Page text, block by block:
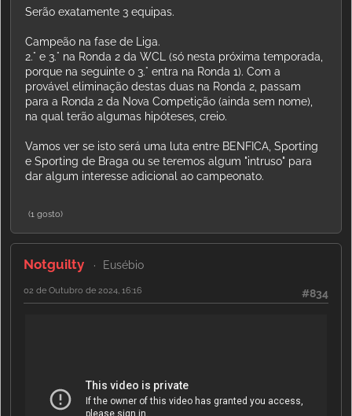
Serão exatamente 3 equipas.
Campeão na fase de Liga.
2.° e 3.° na Ronda 2 da WCL (só nesta próxima temporada,
porque na seguinte o 3.° entra na Ronda 1). Com a
provável eliminação destas duas na Ronda 2, passam
para a Ronda 2 da Nova Competição (ainda sem nome),
na qual terão algumas hipóteses, creio.
Vamos ver se isto será uma luta entre BENFICA, Sporting
e Sporting de Braga ou se teremos algum "intruso" para
dar algum interesse adicional ao campeonato.
(1 gosto)
Notguilty Eusébio
#834
02 de Outubro de 2024, 16:16